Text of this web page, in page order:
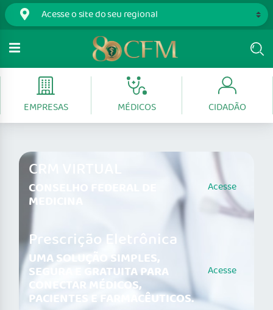
EMPRESAS MÉDICOS CIDADÃO
CRM VIRTUAL
CONSELHO FEDERAL DE
MEDICINA
Acesse
Prescrição Eletrônica
UMA SOLUÇÃO SIMPLES,
SEGURA E GRATUITA PARA
CONECTAR MÉDICOS,
PACIENTES E FARMACÊUTICOS.
Acesse